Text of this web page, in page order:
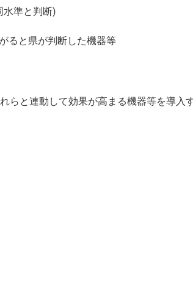
水準と判断)
ると県が判断した機器等
らと連動して効果が高まる機器等を導入